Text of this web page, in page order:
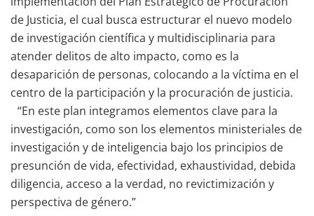
de Justicia, el cual busca estructurar el nuevo modelo
de investigación científica y multidisciplinaria para
atender delitos de alto impacto, como es la
desaparición de personas, colocando a la víctima en el
centro de la participación y la procuración de justicia.
“En este plan integramos elementos clave para la
investigación, como son los elementos ministeriales de
investigación y de inteligencia bajo los principios de
presunción de vida, efectividad, exhaustividad, debida
diligencia, acceso a la verdad, no revictimización y
perspectiva de género.”